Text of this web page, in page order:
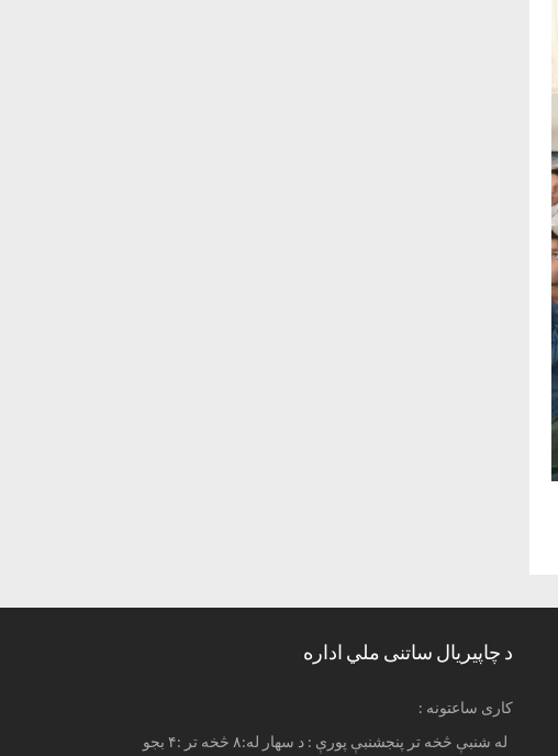
د چاپیریال ساتنی ملي اداره
: کاری ساعتونه
له شنبې څخه تر پنجشنبې پورې : د سهار له:۸ څخه تر :۴ بجو